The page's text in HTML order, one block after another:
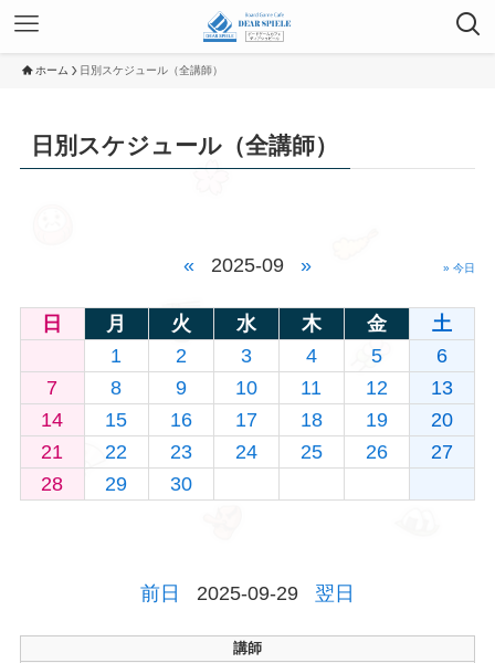
ホーム 日別スケジュール（全講師）
日別スケジュール（全講師）
« 2025-09 » » 今日
日 月 火 水 木 金
土
1
2 3 4 5
6
7
8 9 10 11 12
13
14
15 16 17 18 19
20
21
22 23 24 25 26
27
28
29 30
前日 2025-09-29 翌日
講師